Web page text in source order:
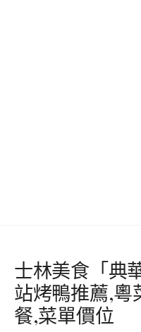
士林美食「典
站烤鴨推薦,粵
餐,菜單價位